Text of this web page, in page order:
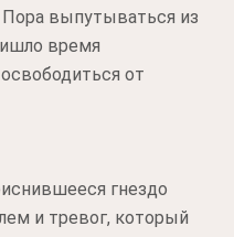
выпутываться из
время
от
гнездо
и тревог, который